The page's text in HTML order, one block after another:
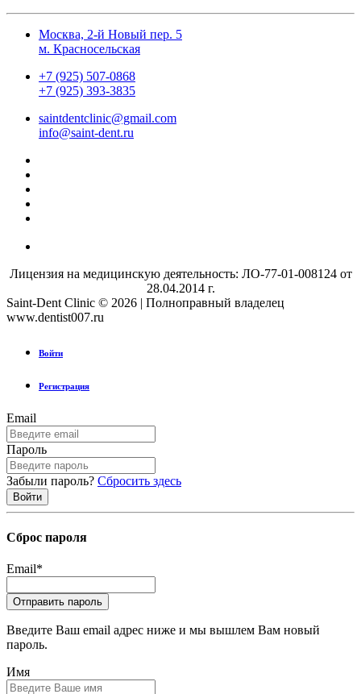
Москва, 2-й Новый пер. 5
м. Красносельская
+7 (925) 507-0868
+7 (925) 393-3835
saintdentclinic@gmail.com
info@saint-dent.ru
Лицензия на медицинскую деятельность: ЛО-77-01-008124 от
28.04.2014 г.
Saint-Dent Clinic © 2026 | Полноправный владелец
www.dentist007.ru
Войти
Регистрация
Email
Пароль
Забыли пароль? Сбросить здесь
Сброс пароля
Email*
Введите Ваш email адрес ниже и мы вышлем Вам новый
пароль.
Имя